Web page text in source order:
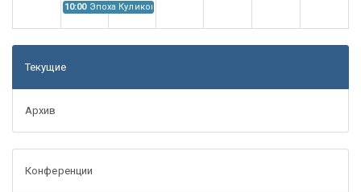
10:00 Эпоха Куликовской битвы: Проблемы источниковедения
Текущие
Архив
Конференции